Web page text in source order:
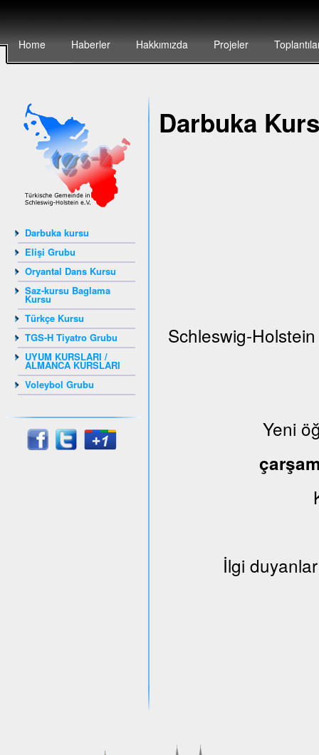
Home Haberler Hakkımızda Projeler
Darbuka kursu
Elişi Grubu
Oryantal Dans Kursu
Saz-kursu Baglama
Kursu
Türkçe Kursu
TGS-H Tiyatro Grubu
UYUM KURSLARI /
ALMANCA KURSLARI
Voleybol Grubu
Darbuka
Schleswig-
Yeni
İlgi